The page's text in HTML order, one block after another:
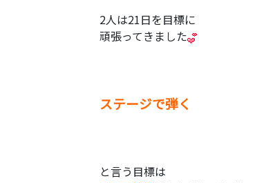
2人は21日を目標に
頑張ってきました
ステージで弾く
と言う目標は